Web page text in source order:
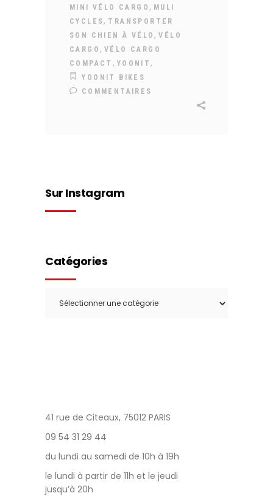
MINI VÉLO CARGO , MULI
CYCLES, TRANSPORTER
SON CHIEN À VÉLO,VÉLO
CARGO , VÉLO CARGO
COMPACT , YOONIT,
YOONIT BIKES
COMMENTAIRES
Sur Instagram
Catégories
41 rue de Citeaux, 75012 PARIS
09 54 31 29 44
du lundi au samedi de 10h à 19h
le lundi à partir de 11h et le jeudi
jusqu’à 20h